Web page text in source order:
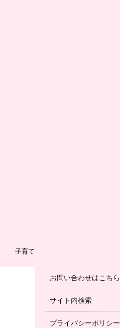
子育て
お問い合わせはこちら
サイト内検索
プライバシーポリシー